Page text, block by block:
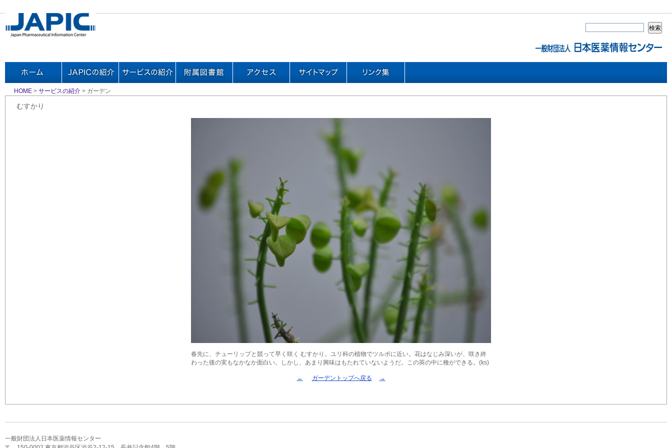
HOME > サービスの紹介 > ガーデン
むすかり
春先に、チューリップと競って早く咲く むすかり。ユリ科の植物でツルボに近い。花はなじみ深いが、咲き終
わった後の実もなかなか面白い。しかし、あまり興味はもたれていないようだ。この莢の中に種ができる。(ks)
← ガーデントップへ戻る →
一般財団法人日本医薬情報センター